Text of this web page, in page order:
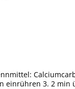
einrühren 3. 2 min